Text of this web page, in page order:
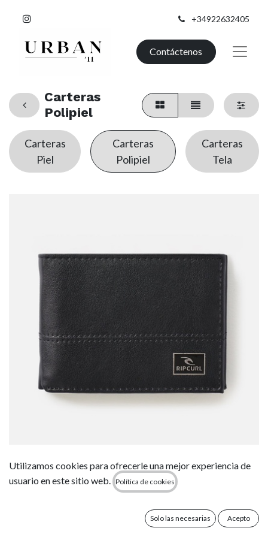
+34922632405
Contáctenos
Carteras
Polipiel
Carteras
Piel
Carteras
Polipiel
Carteras
Tela
Black
Utilizamos cookies para ofrecerle una mejor experiencia de
usuario en este sitio web.
Política de cookies
Solo las necesarias Acepto